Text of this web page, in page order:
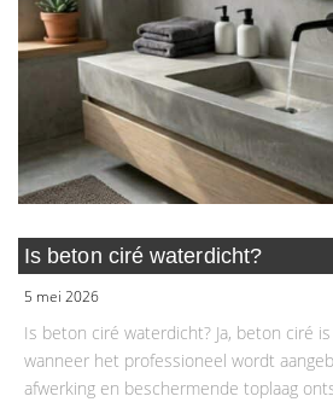
Is beton ciré waterdicht?
5 mei 2026
Is beton ciré waterdicht? Ja, beton ciré
wanneer het professioneel wordt
afwerking en beschermende toplaag